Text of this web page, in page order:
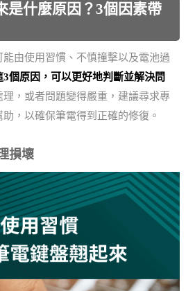
是什麼原因？3個因素帶
由使用習慣、不慎撞擊以及電池過
3個原因，可以更好地判斷並解決問
理，或者問題變得嚴重，建議尋求專
，以確保筆電得到正確的修復。
損壞